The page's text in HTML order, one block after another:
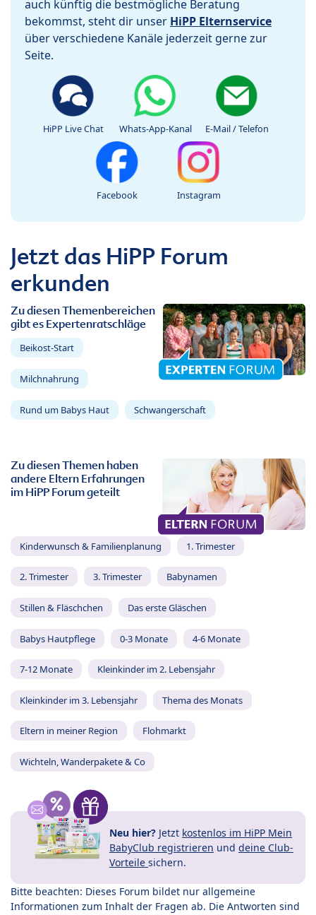
auch künftig die bestmögliche Beratung
bekommst, steht dir unser HiPP Elternservice
über verschiedene Kanäle jederzeit gerne zur
Seite.
HiPP Live Chat Whats-App-Kanal E-Mail / Telefon
Facebook Instagram
Jetzt das HiPP Forum
erkunden
Zu diesen Themenbereichen
gibt es Expertenratschläge
Beikost-Start
Milchnahrung
Rund um Babys Haut Schwangerschaft
Zu diesen Themen haben
andere Eltern Erfahrungen
im HiPP Forum geteilt
Kinderwunsch & Familienplanung 1. Trimester
2. Trimester 3. Trimester Babynamen
Stillen & Fläschchen Das erste Gläschen
Babys Hautpflege 0-3 Monate 4-6 Monate
7-12 Monate Kleinkinder im 2. Lebensjahr
Kleinkinder im 3. Lebensjahr Thema des Monats
Eltern in meiner Region Flohmarkt
Wichteln, Wanderpakete & Co
Neu hier? Jetzt kostenlos im HiPP Mein
BabyClub registrieren und deine Club-
Vorteile sichern.
Bitte beachten: Dieses Forum bildet nur allgemeine
Informationen zum Inhalt der Fragen ab. Die Antworten sind